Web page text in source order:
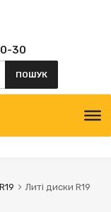
30
75
ПОШУК
Литі диски R19